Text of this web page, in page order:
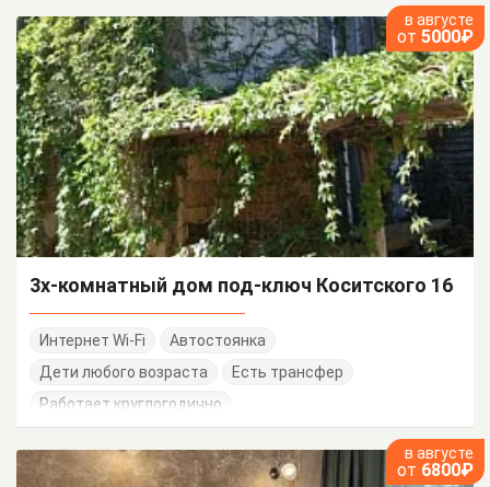
в августе
от 5000₽
3х-комнатный дом под-ключ Коситского 16
Интернет Wi-Fi
Автостоянка
Дети любого возраста
Есть трансфер
Работает круглогодично
в августе
от 6800₽